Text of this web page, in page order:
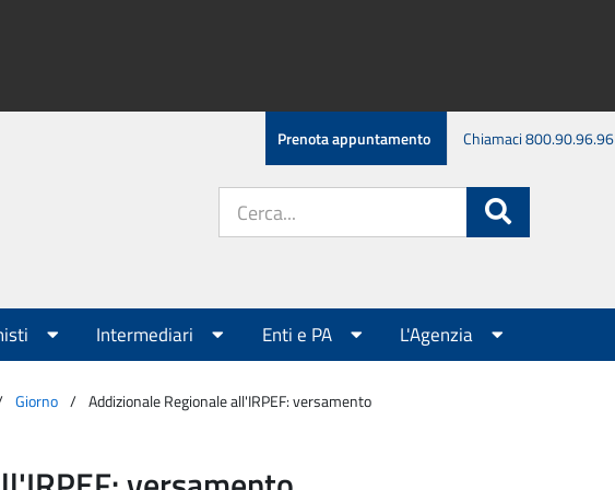
Prenota appuntamento Chiamaci 800.90.96.96
sito:
Intermediari Enti e PA L'Agenzia
Giorno Addizionale Regionale all'IRPEF: versamento